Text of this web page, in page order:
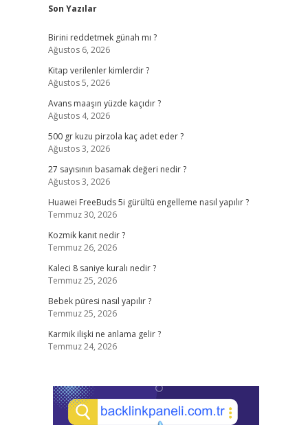
Sidebar
Son Yazılar
Birini reddetmek günah mı ?
Ağustos 6, 2026
Kitap verilenler kimlerdir ?
Ağustos 5, 2026
Avans maaşın yüzde kaçıdır ?
Ağustos 4, 2026
500 gr kuzu pirzola kaç adet eder ?
Ağustos 3, 2026
27 sayısının basamak değeri nedir ?
Ağustos 3, 2026
Huawei FreeBuds 5i gürültü engelleme nasıl yapılır ?
Temmuz 30, 2026
Kozmik kanıt nedir ?
Temmuz 26, 2026
Kaleci 8 saniye kuralı nedir ?
Temmuz 25, 2026
Bebek püresi nasıl yapılır ?
Temmuz 25, 2026
Karmik ilişki ne anlama gelir ?
Temmuz 24, 2026